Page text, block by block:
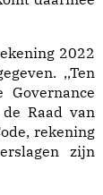
2022
,,Ten
Raad van
rekening
zijn